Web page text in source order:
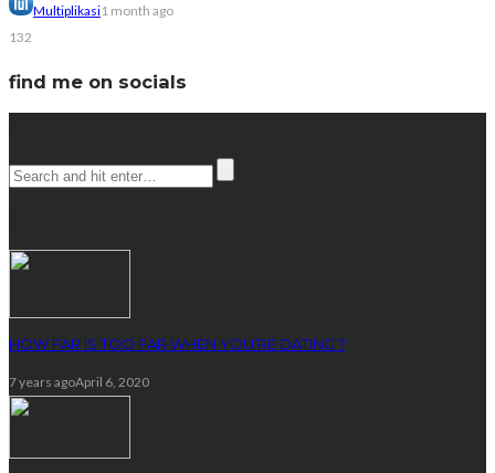
Multiplikasi1 month ago
132
find me on socials
HOW FAR IS TOO FAR WHEN YOU’RE DATING ?
7 years agoApril 6, 2020